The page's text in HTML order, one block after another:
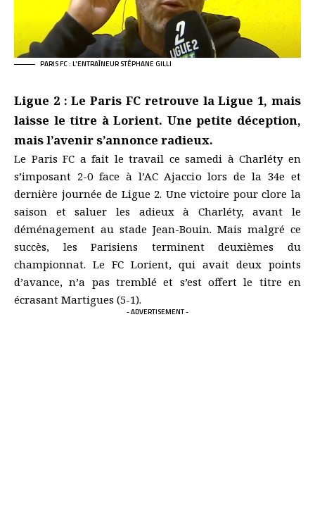
PARIS FC : L'ENTRAÎNEUR STÉPHANE GILLI
Ligue 2 : Le Paris FC retrouve la Ligue 1, mais
laisse le titre à Lorient. Une petite déception,
mais l’avenir s’annonce radieux.
Le Paris FC a fait le travail ce samedi à Charléty en
s’imposant 2-0 face à l’AC Ajaccio lors de la 34e et
dernière journée de Ligue 2. Une victoire pour clore la
saison et saluer les adieux à Charléty, avant le
déménagement au stade Jean-Bouin. Mais malgré ce
succès, les Parisiens terminent deuxièmes du
championnat. Le FC Lorient, qui avait deux points
d’avance, n’a pas tremblé et s’est offert le titre en
écrasant Martigues (5-1).
- ADVERTISEMENT -